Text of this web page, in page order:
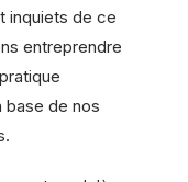
inquiets de ce
entreprendre
base de nos